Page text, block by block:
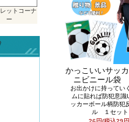
ットコーナ
ー
かっこいいサッ
ニビニール袋
お出かけに持ってい
ムに貼れば防犯意
ッカーボール柄防犯
ル １セット